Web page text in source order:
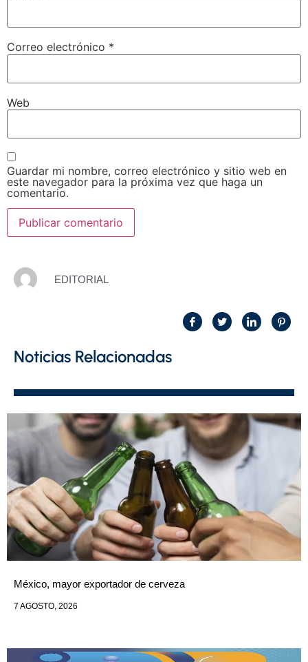
Correo electrónico *
Web
Guardar mi nombre, correo electrónico y sitio web en
este navegador para la próxima vez que haga un
comentario.
EDITORIAL
Noticias Relacionadas
México, mayor exportador de cerveza
7 AGOSTO, 2026